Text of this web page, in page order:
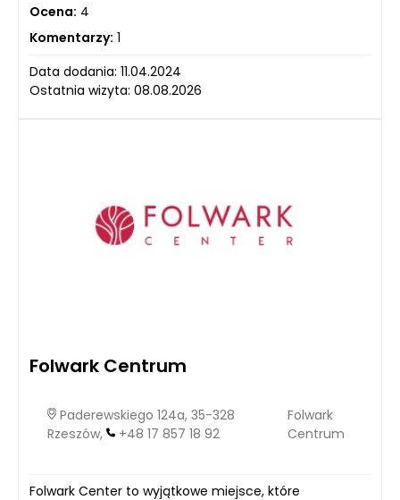
Ocena: 4
Komentarzy: 1
Data dodania: 11.04.2024
Ostatnia wizyta: 08.08.2026
Folwark Centrum
Paderewskiego 124a, 35-328
Rzeszów,
+48 17 857 18 92
Folwark
Centrum
Folwark Center to wyjątkowe miejsce, które